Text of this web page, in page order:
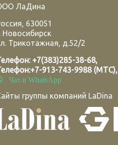
ЛаДина
, 630051
Новосибирск
Трикотажная, д.52/2
+7(383)285-38-68,
+7-913-743-9988 (МТС),
Чат в WhatsApp
группы компаний LaDina